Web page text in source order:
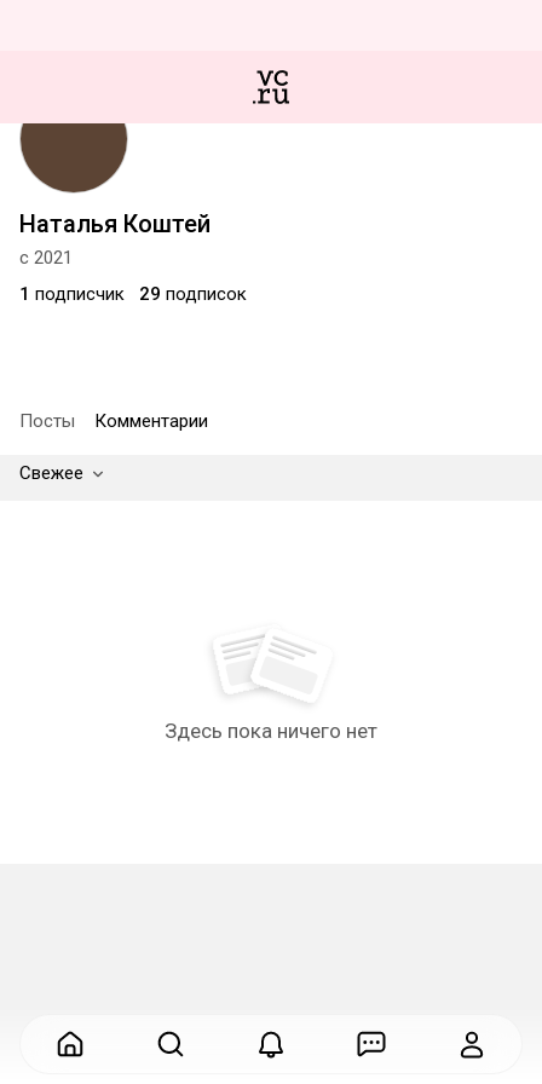
Наталья Коштей
с 2021
1 подписчик 29 подписок
Посты Комментарии
Свежее
Здесь пока ничего нет